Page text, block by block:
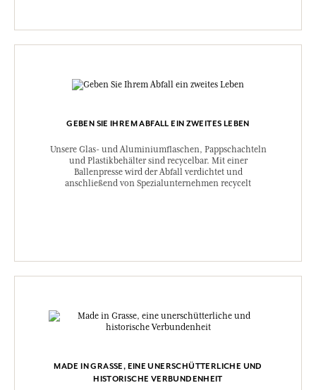
GEBEN SIE IHREM ABFALL EIN ZWEITES LEBEN
Unsere Glas- und Aluminiumflaschen, Pappschachteln
und Plastikbehälter sind recycelbar. Mit einer
Ballenpresse wird der Abfall verdichtet und
anschließend von Spezialunternehmen recycelt
MADE IN GRASSE, EINE UNERSCHÜTTERLICHE UND
HISTORISCHE VERBUNDENHEIT